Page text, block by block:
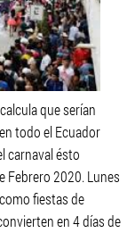
que serían
todo el Ecuador
carnaval ésto
Febrero 2020. Lunes
fiestas de
en 4 días de